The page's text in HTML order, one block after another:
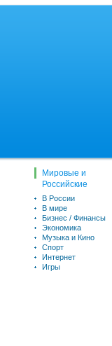
Мировые и
Российские
В России
В мире
Бизнес / Финансы
Экономика
Музыка и Кино
Спорт
Интернет
Игры